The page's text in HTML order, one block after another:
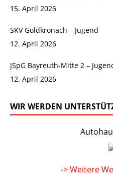
15. April 2026
SKV Goldkronach – Jugend
12. April 2026
JSpG Bayreuth-Mitte 2 –
12. April 2026
WIR WERDEN
-> Weitere